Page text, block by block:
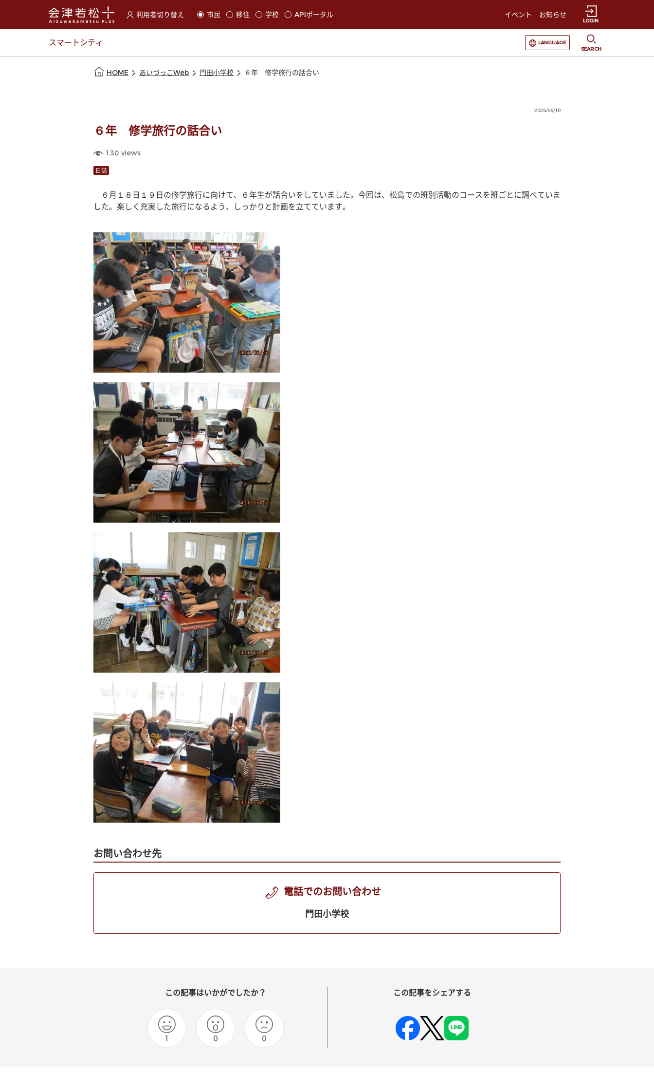
利用者切り替え
選択すると利用者の切替が発生します
市民 移住 学校 APIポータル イベント お知らせ
LOGIN
スマートシティ
選択すると言語の切替が発生します
LANGUAGE
SEARCH
HOME あいづっこWeb 門田小学校 ６年 修学旅行の話合い
2026/06/10
６年 修学旅行の話合い
130 views
日誌
６月１８日１９日の修学旅行に向けて、６年生が話合いをしていました。今回は、松島での班別活動のコースを班ごとに調べていま
した。楽しく充実した旅行になるよう、しっかりと計画を立てています。
お問い合わせ先
電話でのお問い合わせ
門田小学校
この記事はいかがでしたか？
1 0 0
この記事をシェアする